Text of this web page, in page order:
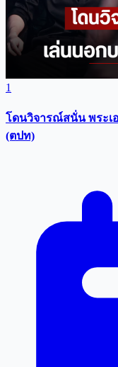
1
โดนวิจารณ์สนั่น พระเ
(ตปท)